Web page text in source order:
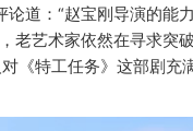
道：“赵宝刚导演的能
老艺术家依然在寻求
《特工任务》这部剧充